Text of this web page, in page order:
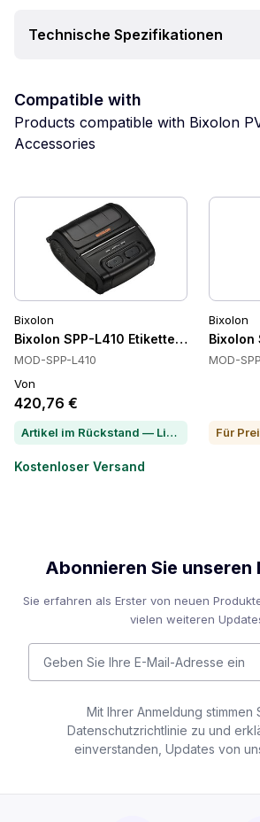
Technische Spezifikationen
Compatible with
Products compatible with Bixolon
Accessories
Bixolon
Bixolon SPP-L410 Etikettendrucker
MOD-SPP-L410
Von
420,76 €
Artikel im Rückstand — Lieferzeit per Chat erfragen
Kostenloser Versand
Bixolon
Bixolon
MOD-
Abonnieren Sie
Sie erfahren als Erster von neuen
vielen weiteren
Mit Ihrer Anmeldung stimmen
Datenschutzrichtlinie zu und
einverstanden, Updates von